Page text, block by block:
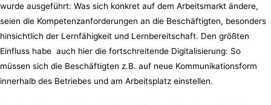
wurde ausgeführt: Was sich konkret auf dem Arbeitsmarkt ändere,
seien die Kompetenzanforderungen an die Beschäftigten, besonders
hinsichtlich der Lernfähigkeit und Lernbereitschaft. Den größten
Einfluss habe auch hier die fortschreitende Digitalisierung: So
müssen sich die Beschäftigten z.B. auf neue Kommunikationsform
innerhalb des Betriebes und am Arbeitsplatz einstellen.